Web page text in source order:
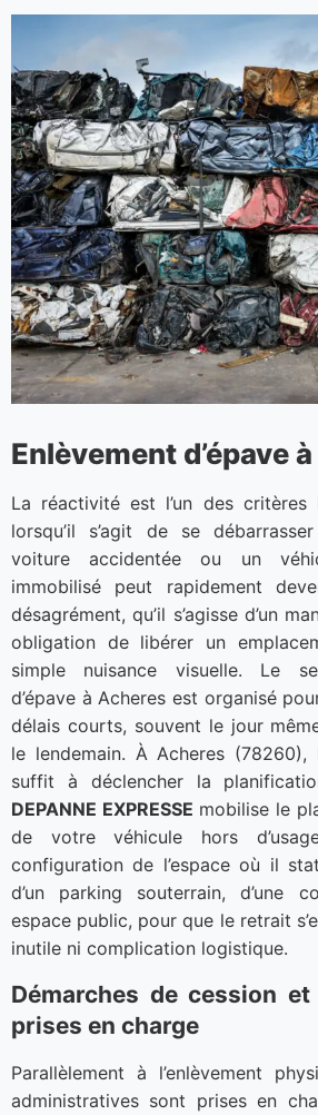
Enlèvement d’épave
La réactivité est l’un des
lorsqu’il s’agit de se
voiture accidentée ou un
immobilisé peut rapidement
désagrément, qu’il s’agisse d’un
obligation de libérer un
simple nuisance visuelle. Le
d’épave à Acheres est organisé
délais courts, souvent le jour
le lendemain. À Acheres
suffit à déclencher la
DEPANNE EXPRESSE mobilise le
de votre véhicule hors
configuration de l’espace où il
d’un parking souterrain, d’une
espace public, pour que le retrait
inutile ni complication logistique.
Démarches de cession
prises en charge
Parallèlement à l’enlèvement
administratives sont prises en